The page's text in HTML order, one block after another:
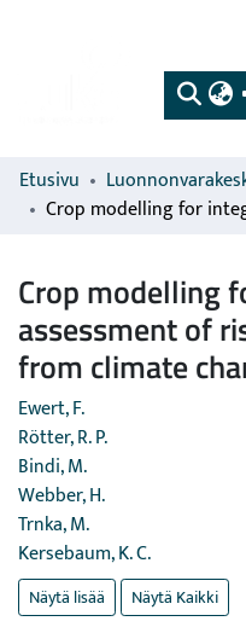
Etusivu
Crop modelling
assessment of
from climate
Ewert, F.
Rötter, R. P.
Bindi, M.
Webber, H.
Trnka, M.
Kersebaum, K. C.
Näytä lisää Näytä Kaikki